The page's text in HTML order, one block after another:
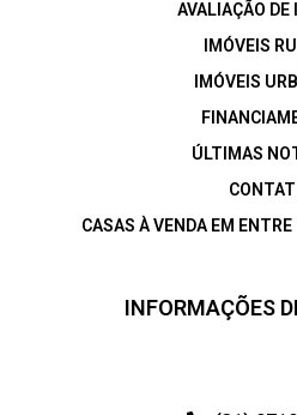
AVALIAÇÃO DE
IMÓVEIS
IMÓVEIS
ÚLTIMAS
CASAS À VENDA EM
INFORMAÇÕES